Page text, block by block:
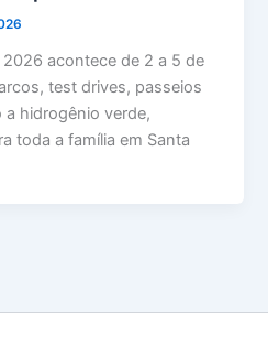
acontece de 2 a 5 de
test drives, passeios
hidrogênio verde,
toda a família em Santa